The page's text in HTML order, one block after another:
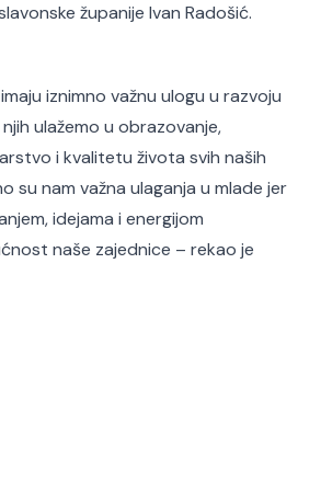
županije Ivan Radošić.
iznimno važnu ulogu u razvoju
ulažemo u obrazovanje,
i kvalitetu života svih naših
su nam važna ulaganja u mlade jer
idejama i energijom
naše zajednice – rekao je